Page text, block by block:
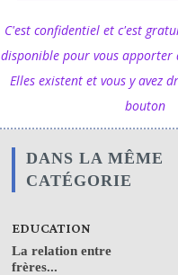
C'est confidentiel et c'est
disponible pour vous apporter
Elles existent et vous y avez
bouton
DANS LA MÊME
CATÉGORIE
EDUCATION
La relation entre
frères...